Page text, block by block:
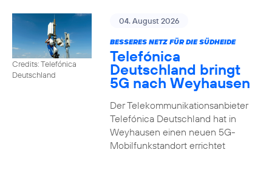
Credits: Telefónica
Deutschland
04. August 2026
BESSERES NETZ FÜR DIE SÜDHEIDE
Telefónica
Deutschland bringt
5G nach Weyhausen
Der Telekommunikationsanbieter
Telefónica Deutschland hat in
Weyhausen einen neuen 5G-
Mobilfunkstandort errichtet